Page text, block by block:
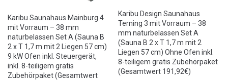
Karibu Saunahaus Mainburg 4
mit Vorraum – 38 mm
naturbelassen Set A (Sauna B
2 x T 1,7 m mit 2 Liegen 57 cm)
9 kW Ofen inkl. Steuergerät,
inkl. 8-teiligem gratis
Zubehörpaket (Gesamtwert
Karibu Design Saunahaus
Terning 3 mit Vorraum – 38
mm naturbelassen Set A
(Sauna B 2 x T 1,7 m mit 2
Liegen 57 cm) Ohne Ofen inkl.
8-teiligem gratis Zubehörpaket
(Gesamtwert 191,92€)